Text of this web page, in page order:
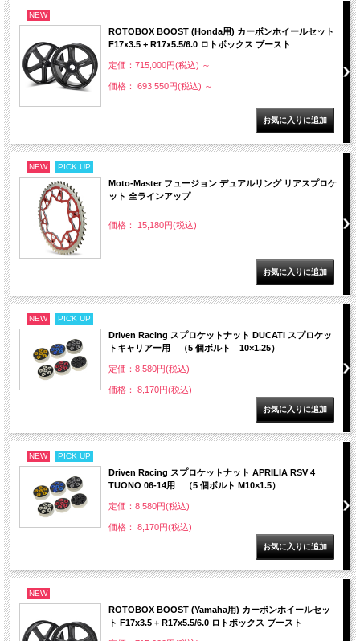
NEW
ROTOBOX BOOST (Honda用) カーボンホイールセット
F17x3.5 + R17x5.5/6.0 ロトボックス ブースト
定価：715,000円(税込) ～
価格： 693,550円(税込) ～
NEW PICK UP
Moto-Master フュージョン デュアルリング リアスプロケ
ット 全ラインアップ
価格： 15,180円(税込)
NEW PICK UP
Driven Racing スプロケットナット DUCATI スプロケッ
トキャリアー用 （5 個ボルト 10×1.25）
定価：8,580円(税込)
価格： 8,170円(税込)
NEW PICK UP
Driven Racing スプロケットナット APRILIA RSV 4
TUONO 06-14用 （5 個ボルト M10×1.5）
定価：8,580円(税込)
価格： 8,170円(税込)
NEW
ROTOBOX BOOST (Yamaha用) カーボンホイールセッ
ト F17x3.5 + R17x5.5/6.0 ロトボックス ブースト